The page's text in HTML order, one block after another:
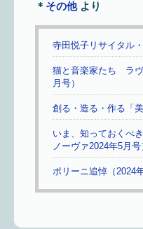
＊ その他より
寺田悦子リサイタル
猫と音楽家たち ラヴ
月号）
創る・造る・作る「
いま、知っておくべ
ノーヴァ2024年5月号
ポリーニ追悼（